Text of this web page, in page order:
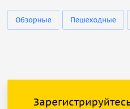
Обзорные Пешеходные